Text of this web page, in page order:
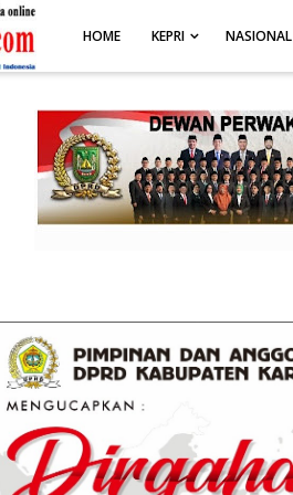
width: 100%; height: auto; }
HOME KEPRI NASIONAL